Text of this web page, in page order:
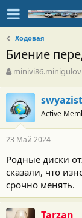
Ходовая
Биение
А
т
о
р
т
е
м
ы
minivi86.minigulov
swyazist
Active
23 Май 2024
Родные диски
сказали, что
срочно менять.
Tarzan